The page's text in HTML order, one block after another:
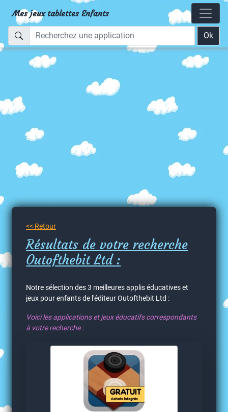
Mes jeux tablettes Enfants
Ok
<< Retour
Résultats de votre recherche
Outofthebit Ltd :
Notre sélection des 3 meilleures applis éducatives et
jeux pour enfants de l'éditeur Outofthebit Ltd :
Voici les applications et jeux éducatifs correspondants
à votre recherche :